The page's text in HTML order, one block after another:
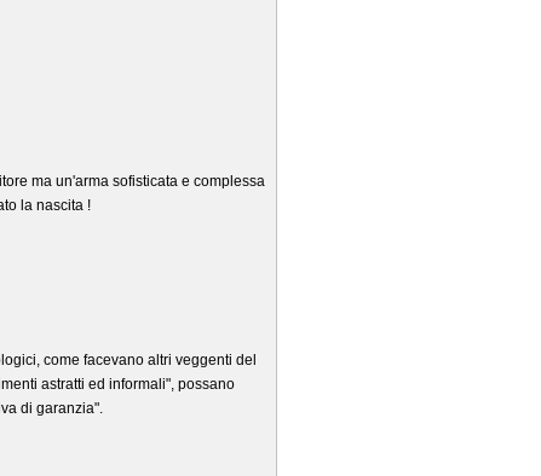
ma un'arma sofisticata e complessa
la nascita !
come facevano altri veggenti del
astratti ed informali", possano
di garanzia".